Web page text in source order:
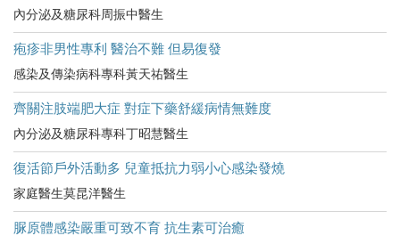
內分泌及糖尿科周振中醫生
疱疹非男性專利 醫治不難 但易復發
感染及傳染病科專科黃天祐醫生
齊關注肢端肥大症 對症下藥舒緩病情無難度
內分泌及糖尿科專科丁昭慧醫生
復活節戶外活動多 兒童抵抗力弱小心感染發燒
家庭醫生莫昆洋醫生
脲原體感染嚴重可致不育 抗生素可治癒